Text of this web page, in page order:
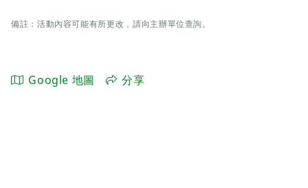
備註：活動內容可能有所更改，請向主辦單位查詢。
Google 地圖 分享